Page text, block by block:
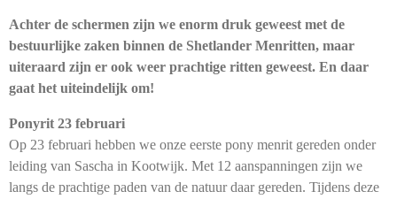
Achter de schermen zijn we enorm druk geweest met de
bestuurlijke zaken binnen de Shetlander Menritten, maar
uiteraard zijn er ook weer prachtige ritten geweest. En daar
gaat het uiteindelijk om!
Ponyrit 23 februari
Op 23 februari hebben we onze eerste pony menrit gereden onder
leiding van Sascha in Kootwijk. Met 12 aanspanningen zijn we
langs de prachtige paden van de natuur daar gereden. Tijdens deze